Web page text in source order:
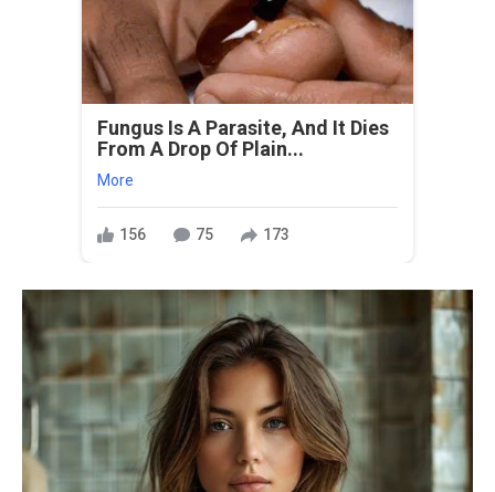
Fungus Is A Parasite, And It Dies
From A Drop Of Plain...
More
156 75 173